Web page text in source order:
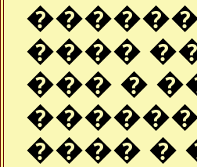
����
��� �
���� �